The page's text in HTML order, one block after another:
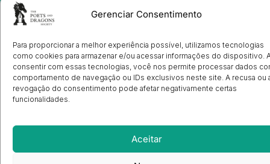
Gerenciar Consentimento
Para proporcionar a melhor experiência possível, utilizamos tecnologias
como cookies para armazenar e/ou acessar informações do dispositivo.
consentir com essas tecnologias, você nos permite processar dados
comportamento de navegação ou IDs exclusivos neste site. A recusa ou
revogação do consentimento pode afetar negativamente certas
funcionalidades.
Aceitar
Candidatura
de
Livrarias
avisos
diretamente
no seu
Subscrever